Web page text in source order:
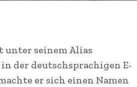
unter seinem Alias
der deutschsprachigen E-
er sich einen Namen